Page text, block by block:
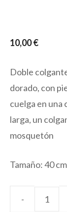
10,00€
Doble
dorado, con
cuelga en una
larga, un
mosquetón
Tamaño: 40 cm